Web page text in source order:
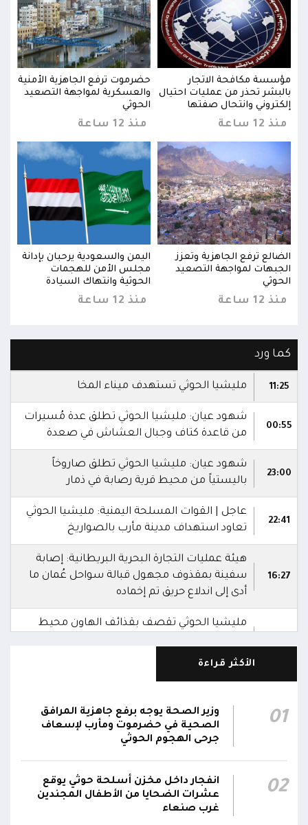
مؤسسة مكافحة الاتجار
بالبشر تحذر من عمليات احتيال
إلكتروني وانتحال صفتها
منذ 12 ساعة
حضرموت ترفع الجاهزية الأمنية
والعسكرية لمواجهة التصعيد
الحوثي
منذ 12 ساعة
الضالع ترفع الجاهزية وتعزز
الجبهات لمواجهة التصعيد
الحوثي
منذ 12 ساعة
اليمن والسعودية يرحبان بإدانة
مجلس الأمن للهجمات
الحوثية وانتهاك السيادة
منذ 12 ساعة
كما ورد
11:25 مليشيا الحوثي تستهدف ميناء المخا
00:55
شهود عيان: مليشيا الحوثي تطلق عدة مُسيرات
من قاعدة كتاف وجبال العشاش في صعدة
23:00
شهود عيان: مليشيا الحوثي تطلق صاروخاً
باليستياً من محيط قرية رصابة في ذمار
22:41
عاجل | القوات المسلحة اليمنية: مليشيا الحوثي
تعاود استهداف مدينة مأرب بالصواريخ
16:27
هيئة عمليات التجارة البحرية البريطانية: إصابة
سفينة بمقذوف مجهول قبالة سواحل عُمان ما
أدى إلى اندلاع حريق تم إخماده
مليشيا الحوثي تقصف بقذائف الهاون محيط
قعطبة في الضالع
في الضالع
قصف حوثي عشوائي بالسلاح الثقيل يستهدف
الأكثر قراءة
01
وزير الصحة يوجه برفع جاهزية المرافق
الصحية في حضرموت ومأرب لإسعاف
جرحى الهجوم الحوثي
02
انفجار داخل مخزن أسلحة حوثي يوقع
عشرات الضحايا من الأطفال المجندين
غرب صنعاء